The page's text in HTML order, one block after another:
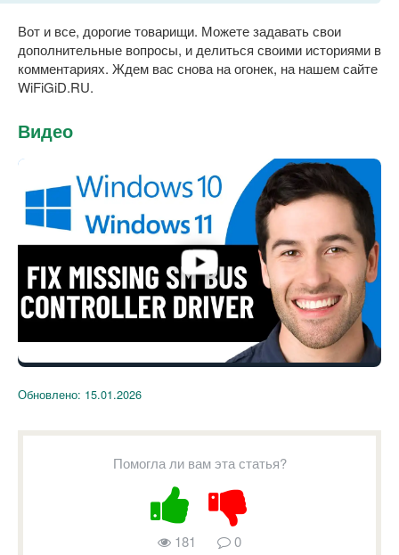
Вот и все, дорогие товарищи. Можете задавать свои
дополнительные вопросы, и делиться своими историями в
комментариях. Ждем вас снова на огонек, на нашем сайте
WiFiGiD.RU.
Видео
Обновлено: 15.01.2026
Помогла ли вам эта статья?
181 0